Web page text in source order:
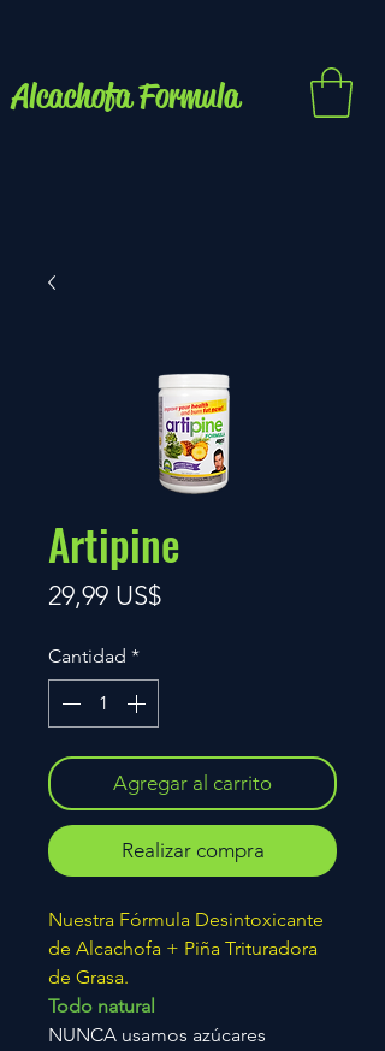
Alcachofa Formula
Artipine
29,99 US$Precio
Cantidad *
Agregar al carrito
Realizar compra
Nuestra Fórmula Desintoxicante
de Alcachofa + Piña Trituradora
de Grasa.
Todo natural
NUNCA usamos azúcares